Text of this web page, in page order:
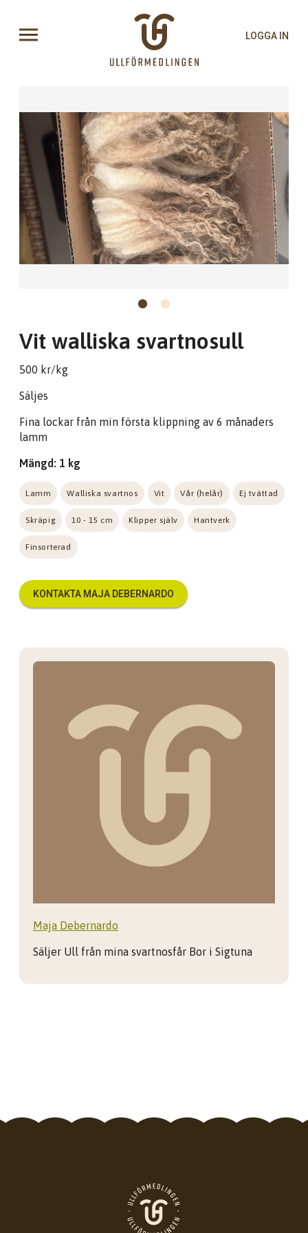
LOGGA IN
Vit walliska svartnosull
500 kr/kg
Säljes
Fina lockar från min första klippning av 6 månaders
lamm
Mängd: 1 kg
Lamm Walliska svartnos Vit Vår (helår) Ej tvättad
Skräpig 10 - 15 cm Klipper själv Hantverk
Finsorterad
KONTAKTA MAJA DEBERNARDO
Maja Debernardo
Säljer Ull från mina svartnosfår Bor i Sigtuna